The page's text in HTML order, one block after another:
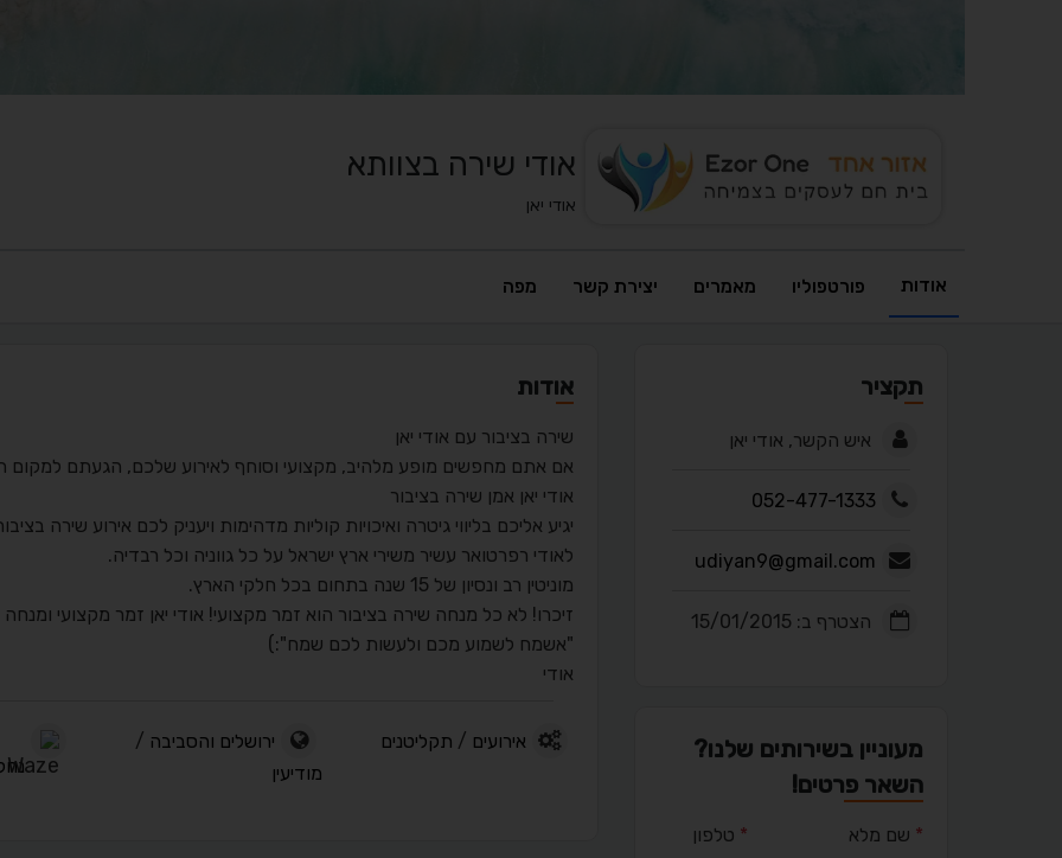
אודי שירה בצוותא
אודי יאן
אודות פורטפוליו מאמרים יצירת קשר מפה
תקציר
איש הקשר, אודי יאן
052-477-1333
udiyan9@gmail.com
הצטרף ב: 15/01/2015
מעוניין בשירותים שלנו?
השאר פרטים!
* שם מלא * טלפון
אודות
​שירה בציבור עם אודי יאן
אם אתם מחפשים מופע מלהיב, מקצועי וסוחף לאירוע שלכם, הגעתם למקום
אודי יאן אמן שירה בציבור
יגיע אליכם בליווי גיטרה ואיכויות קוליות מדהימות ויעניק לכם אירוע שירה
לאודי רפרטואר עשיר משירי ארץ ישראל על כל גווניה וכל רבדיה.
מוניטין רב ונסיון של 15 שנה בתחום בכל חלקי הארץ.
זיכרו! לא כל מנחה שירה בציבור הוא זמר מקצועי! אודי יאן זמר מקצועי ומנחה
"אשמח לשמוע מכם ולעשות לכם שמח":)
אודי
אירועים / תקליטנים ירושלים והסביבה /
מודיעין